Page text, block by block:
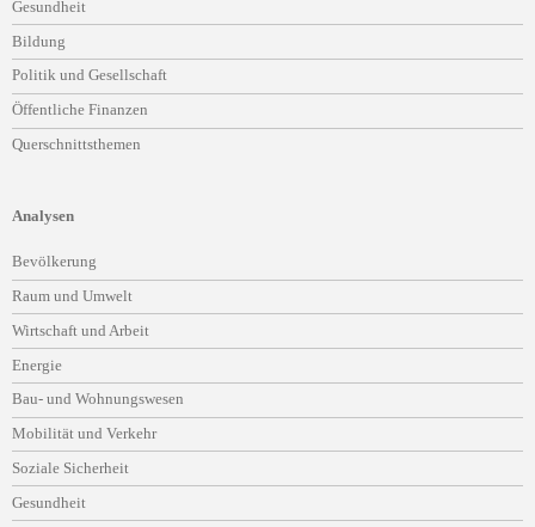
Gesundheit
Bildung
Politik und Gesellschaft
Öffentliche Finanzen
Querschnittsthemen
Analysen
Navigation
überspringen
Bevölkerung
Raum und Umwelt
Wirtschaft und Arbeit
Energie
Bau- und Wohnungswesen
Mobilität und Verkehr
Soziale Sicherheit
Gesundheit